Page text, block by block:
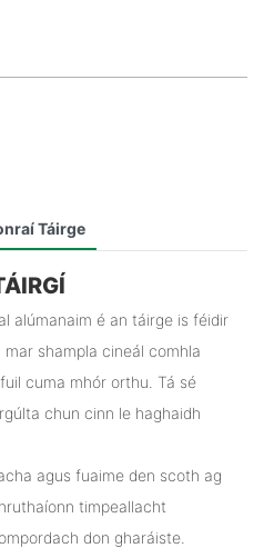
Táirge
alúmanaim é an táirge is féidir
shampla cineál comhla
cuma mhór orthu. Tá sé
chun cinn le haghaidh
agus fuaime den scoth ag
timpeallacht
don gharáiste.